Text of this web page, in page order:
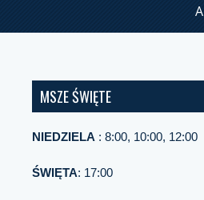
MSZE ŚWIĘTE
NIEDZIELA : 8:00, 10:00, 12:00
ŚWIĘTA: 17:00